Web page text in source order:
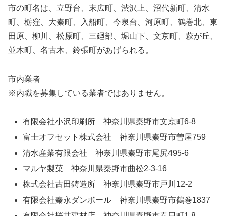
市の町名は、立野台、末広町、渋沢上、沼代新町、清水
町、栃窪、大秦町、入船町、今泉台、河原町、鶴巻北、東
田原、柳川、松原町、三廻部、堀山下、文京町、萩が丘、
並木町、名古木、鈴張町があげられる。
市内業者
※内職を募集している業者ではありません。
有限会社小沢印刷所 神奈川県秦野市文京町6-8
富士オフセット株式会社 神奈川県秦野市曽屋759
清水産業有限会社 神奈川県秦野市尾尻495-6
マルヤ製菓 神奈川県秦野市曲松2-3-16
株式会社古田鋳造所 神奈川県秦野市戸川12-2
有限会社秦永ダンボール 神奈川県秦野市鶴巻1837